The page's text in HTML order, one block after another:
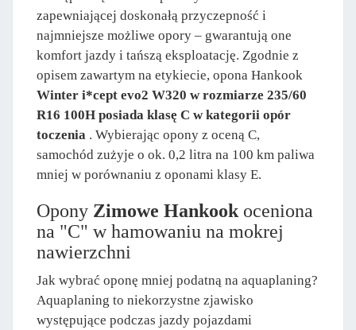
zapewniającej doskonałą przyczepność i
najmniejsze możliwe opory – gwarantują one
komfort jazdy i tańszą eksploatację. Zgodnie z
opisem zawartym na etykiecie, opona Hankook
Winter i*cept evo2 W320 w rozmiarze 235/60
R16 100H posiada klasę C w kategorii opór
toczenia . Wybierając opony z oceną C,
samochód zużyje o ok. 0,2 litra na 100 km paliwa
mniej w porównaniu z oponami klasy E.
Opony Zimowe Hankookoceniona
na "C" w hamowaniu na mokrej
nawierzchni
Jak wybrać oponę mniej podatną na aquaplaning?
Aquaplaning to niekorzystne zjawisko
występujące podczas jazdy pojazdami